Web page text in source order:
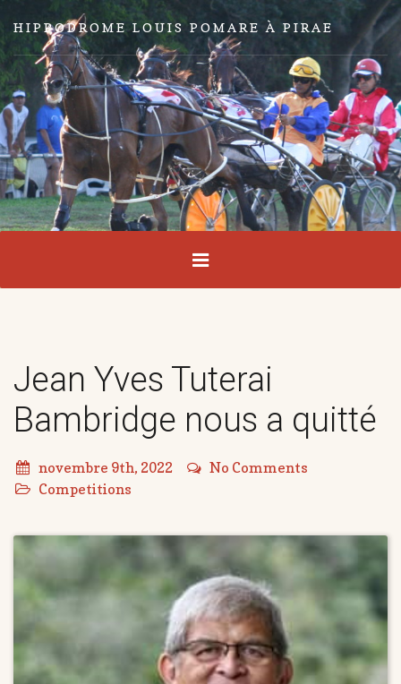
HIPPODROME LOUIS POMARE À PIRAE
Jean Yves Tuterai
Bambridge nous a quitté
novembre 9th, 2022
No Comments
Competitions